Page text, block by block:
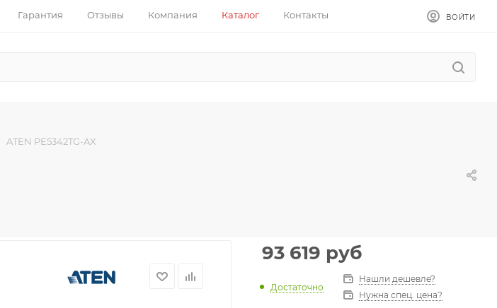
Гарантия Отзывы Компания Каталог Контакты ВОЙТИ
ATEN PE5342TG-AX
93 619 руб
Достаточно
Нашли дешевле?
Нужна спец. цена?